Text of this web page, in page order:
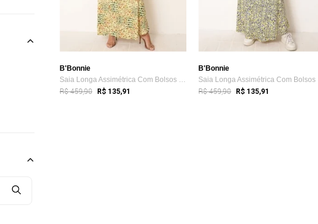
B'Bonnie
Saia Longa Assimétrica Com Bolsos B’Bonn...
R$ 459,90 R$ 135,91
B'Bonnie
R$ 459,90 R$ 135,91